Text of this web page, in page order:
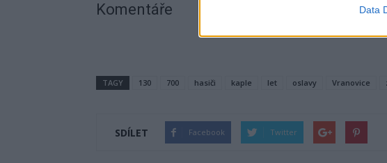
Data
Komentáře
TAGY 130 700 hasiči kaple let oslavy Vranovice
SDÍLET Facebook Twitter